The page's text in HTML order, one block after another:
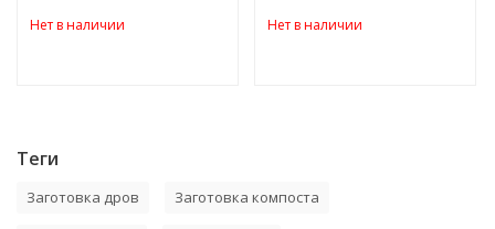
Нет в наличии Нет в наличии
Теги
Заготовка дров Заготовка компоста